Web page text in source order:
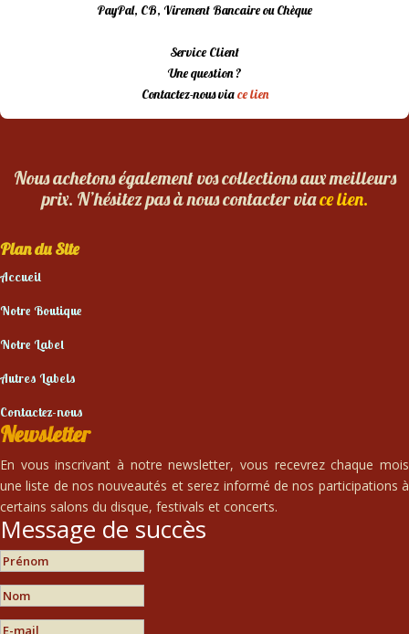
PayPal, CB, Virement Bancaire ou Chèque
Service Client
Une question ?
Contactez-nous viace lien
Nous achetons également vos collections aux meilleurs
prix. N’hésitez pas à nous contacter viace lien.
Plan du Site
Accueil
Notre Boutique
Notre Label
Autres Labels
Contactez-nous
Newsletter
En vous inscrivant à notre newsletter, vous recevrez chaque mois
une liste de nos nouveautés et serez informé de nos participations à
certains salons du disque, festivals et concerts.
Message de succès